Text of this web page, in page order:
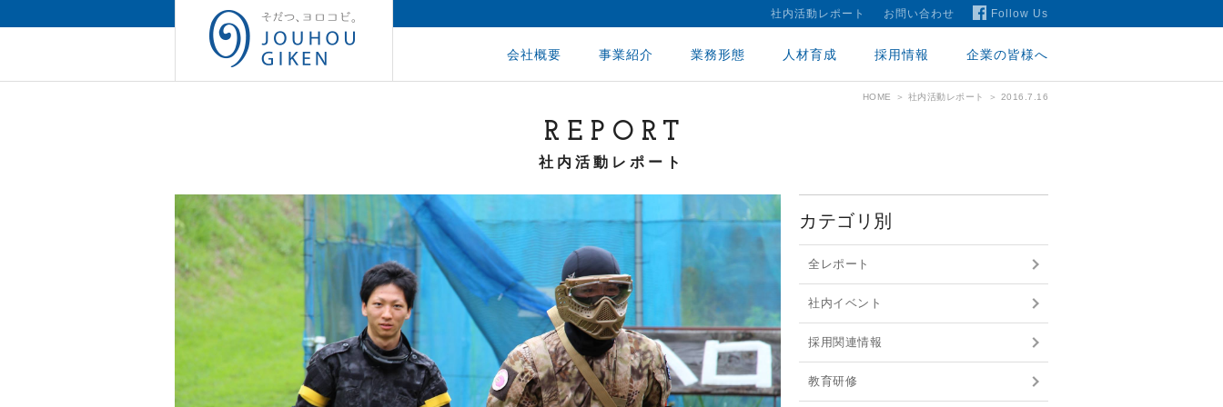
会社概要 事業紹介 業務形態 人材育成 採用情報 企業の皆様へ
社内活動レポート お問い合わせ Follow Us
HOME 社内活動レポート 2016.7.16
REPORT
社内活動レポート
カテゴリ別
全レポート
社内イベント
採用関連情報
教育研修